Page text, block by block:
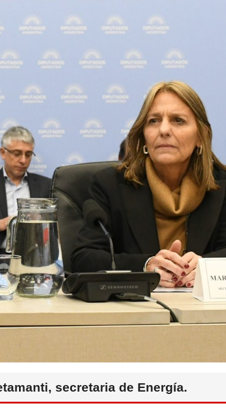
secretaria de Energía.